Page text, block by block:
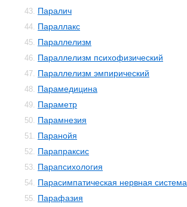
43. Паралич
44. Параллакс
45. Параллелизм
46. Параллелизм психофизический
47. Параллелизм эмпирический
48. Парамедицина
49. Параметр
50. Парамнезия
51. Паранойя
52. Парапраксис
53. Парапсихология
54. Парасимпатическая нервная система
55. Парафазия